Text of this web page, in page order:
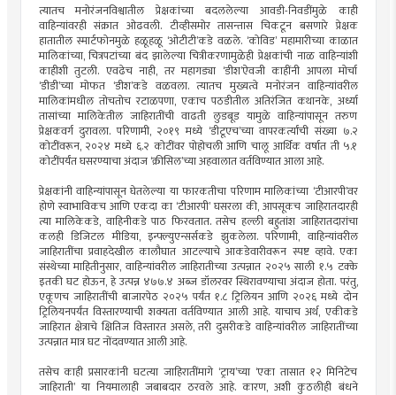
त्यातच मनोरंजनविश्वातील प्रेक्षकांच्या बदललेल्या आवडी-निवडींमुळे काही
वाहिन्यांवरही संक्रात ओढवली. टीव्हीसमोर तासन्तास चिकटून बसणारे प्रेक्षक
हातातील स्मार्टफोनमुळे हळूहळू ‘ओटीटी’कडे वळले. ‘कोविड’ महामारीच्या काळात
मालिकांच्या, चित्रपटांच्या बंद झालेल्या चित्रीकरणामुळेही प्रेक्षकांची नाळ वाहिन्यांशी
काहीशी तुटली. एवढेच नाही, तर महागड्या ‘डीश’ऐवजी काहींनी आपला मोर्चा
‘डीडी’च्या मोफत ‘डीश’कडे वळवला. त्यातच मुख्यत्वे मनोरंजन वाहिन्यांवरील
मालिकांमधील तोचतोच रटाळपणा, एकाच पठडीतील अतिरंजित कथानके, अर्ध्या
तासांच्या मालिकेतील जाहिरातींची वाढती लुडबूड यामुळे वाहिन्यांपासून तरुण
प्रेक्षकवर्ग दुरावला. परिणामी, २०१९ मध्ये ‘डीटूएच’च्या वापरकर्त्यांची संख्या ७.२
कोटींवरून, २०२४ मध्ये ६.२ कोटींवर पोहोचली आणि चालू आर्थिक वर्षात ती ५.१
कोटींपर्यंत घसरण्याचा अंदाज ‘क्रीसिल’च्या अहवालात वर्तविण्यात आला आहे.
प्रेक्षकांनी वाहिन्यांपासून घेतलेल्या या फारकतीचा परिणाम मालिकांच्या ‘टीआरपी’वर
होणे स्वाभाविकच आणि एकदा का ‘टीआरपी’ घसरला की, आपसूकच जाहिरातदारही
त्या मालिकेकडे, वाहिनीकडे पाठ फिरवतात. तसेच हल्ली बहुतांश जाहिरातदारांचा
कलही डिजिटल मीडिया, इन्फ्ल्युएन्सर्सकडे झुकलेला. परिणामी, वाहिन्यांवरील
जाहिरातींचा प्रवाहदेखील कालौघात आटल्याचे आकडेवारीवरून स्पष्ट व्हावे. एका
संस्थेच्या माहितीनुसार, वाहिन्यांवरील जाहिरातीच्या उत्पन्नात २०२५ साली १.५ टक्के
इतकी घट होऊन, हे उत्पन्न ४७७.४ अब्ज डॉलरवर स्थिरावण्याचा अंदाज होता. परंतु,
एकूणच जाहिरातींची बाजारपेठ २०२५ पर्यंत १.८ ट्रिलियन आणि २०२६ मध्ये दोन
ट्रिलियनपर्यंत विस्तारण्याची शक्यता वर्तविण्यात आली आहे. याचाच अर्थ, एकीकडे
जाहिरात क्षेत्राचे क्षितिज विस्तारत असले, तरी दुसरीकडे वाहिन्यांवरील जाहिरातींच्या
उत्पन्नात मात्र घट नोंदवण्यात आली आहे.
तसेच काही प्रसारकांनी घटत्या जाहिरातींमागे ‘ट्राय’च्या ‘एका तासात १२ मिनिटेच
जाहिराती’ या नियमालाही जबाबदार ठरवले आहे. कारण, अशी कुठलीही बंधने